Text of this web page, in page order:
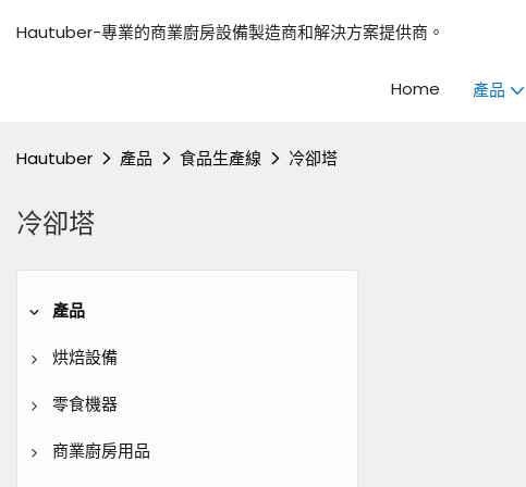
Hautuber-專業的商業廚房設備製造商和解決方案提供商。
Home 產品
Hautuber 產品 食品生產線 冷卻塔
冷卻塔
產品
烘焙設備
甲板烤箱
熱空氣對流烤箱
零食機器
冰淇淋機
商業廚房用品